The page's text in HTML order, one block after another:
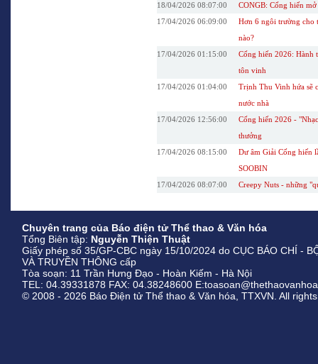
18/04/2026 08:07:00
CONGB: Cống hiến
17/04/2026 06:09:00
Hơn 6 ngôi trường cho
nào?
17/04/2026 01:15:00
Cống hiến 2026: Hành
tôn vinh
17/04/2026 01:04:00
Trịnh Thu Vinh hứa sẽ
nước nhà
17/04/2026 12:56:00
Cống hiến 2026 -
thưởng
17/04/2026 08:15:00
Dư âm Giải Cống hiến
SOOBIN
17/04/2026 08:07:00
Creepy Nuts - những
Chuyên trang của Báo điện tử Thể thao & Văn hóa
Tổng Biên tập: Nguyễn Thiện Thuật
Giấy phép số 35/GP-CBC ngày 15/10/2024 do CỤC BÁO CHÍ -
VÀ TRUYỀN THÔNG cấp
Tòa soạn: 11 Trần Hưng Đạo - Hoàn Kiếm - Hà Nội
TEL: 04.39331878 FAX: 04.38248600
© 2008 - 2026 Báo Điện tử Thể thao & Văn hóa, TTXVN. All